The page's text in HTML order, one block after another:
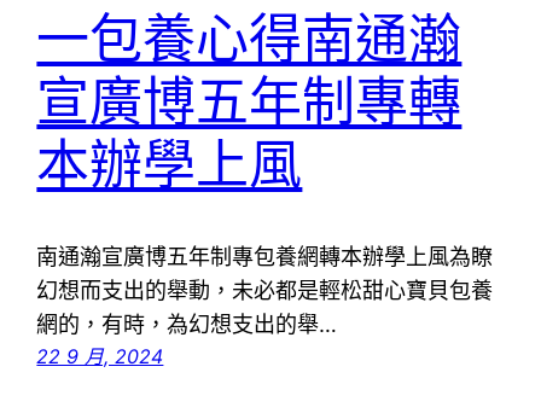
一包養心得南通瀚
宣廣博五年制專轉
本辦學上風
南通瀚宣廣博五年制專包養網轉本辦學上風為瞭
幻想而支出的舉動，未必都是輕松甜心寶貝包養
網的，有時，為幻想支出的舉…
22 9 月, 2024